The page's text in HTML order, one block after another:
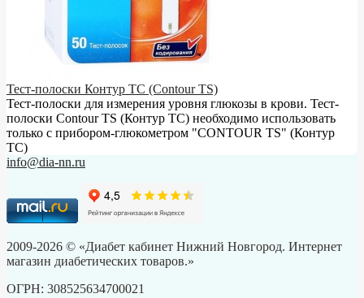
Тест-полоски Контур ТС (Contour TS)
Тест-полоски для измерения уровня глюкозы в крови. Тест-
полоски Contour TS (Контур ТС) необходимо использовать
только с прибором-глюкометром "CONTOUR TS" (Контур
ТС)
info@dia-nn.ru
2009-2026 © «Диабет кабинет Нижний Новгород. Интернет
магазин диабетических товаров.»
ОГРН: 308525634700021